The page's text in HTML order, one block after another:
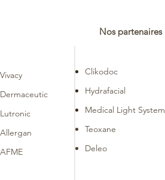
Nos partenaires
Vivacy
Dermaceutic
Lutronic
Allergan
AFME
Clikodoc
Hydrafacial
Medical Light System
Teoxane
Deleo